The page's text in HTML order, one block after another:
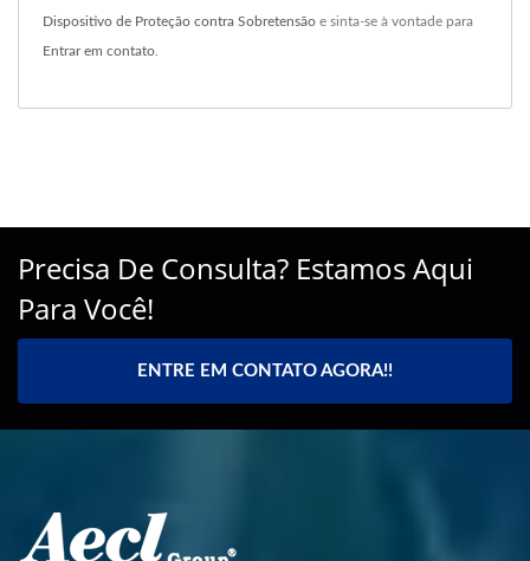
Dispositivo de Proteção contra Sobretensão e sinta-se à vontade para
Entrar em contato
Precisa De Consulta? Estamos Aqui
Para Você!
ENTRE EM CONTATO AGORA!!